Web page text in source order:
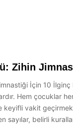
Zihin
İçin 10
Hem çocuklar
vakit geçirmek
sayılar, belirli